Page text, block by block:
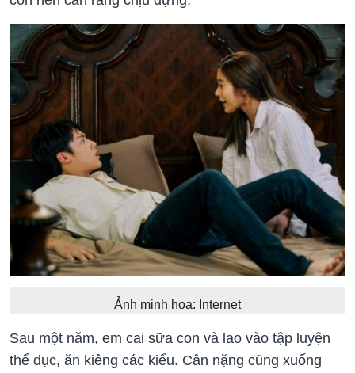
Ảnh minh họa: Internet
Sau một năm, em cai sữa con và lao vào tập luyện
thể dục, ăn kiêng các kiểu. Cân nặng cũng xuống